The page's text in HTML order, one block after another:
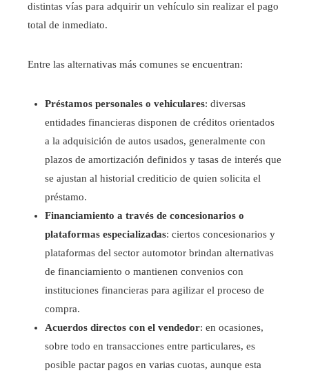
distintas vías para adquirir un vehículo sin realizar el pago
total de inmediato.
Entre las alternativas más comunes se encuentran:
Préstamos personales o vehiculares: diversas
entidades financieras disponen de créditos orientados
a la adquisición de autos usados, generalmente con
plazos de amortización definidos y tasas de interés que
se ajustan al historial crediticio de quien solicita el
préstamo.
Financiamiento a través de concesionarios o
plataformas especializadas: ciertos concesionarios y
plataformas del sector automotor brindan alternativas
de financiamiento o mantienen convenios con
instituciones financieras para agilizar el proceso de
compra.
Acuerdos directos con el vendedor: en ocasiones,
sobre todo en transacciones entre particulares, es
posible pactar pagos en varias cuotas, aunque esta